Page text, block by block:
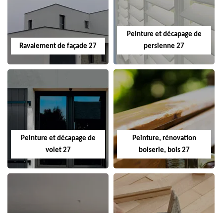
Ravalement de façade 27
Peinture et décapage de
persienne 27
Peinture et décapage de
volet 27
Peinture, rénovation
boiserie, bois 27